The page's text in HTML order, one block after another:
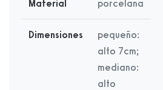
Material porcelana
Dimensiones
pequeño:
alto 7cm;
mediano:
alto